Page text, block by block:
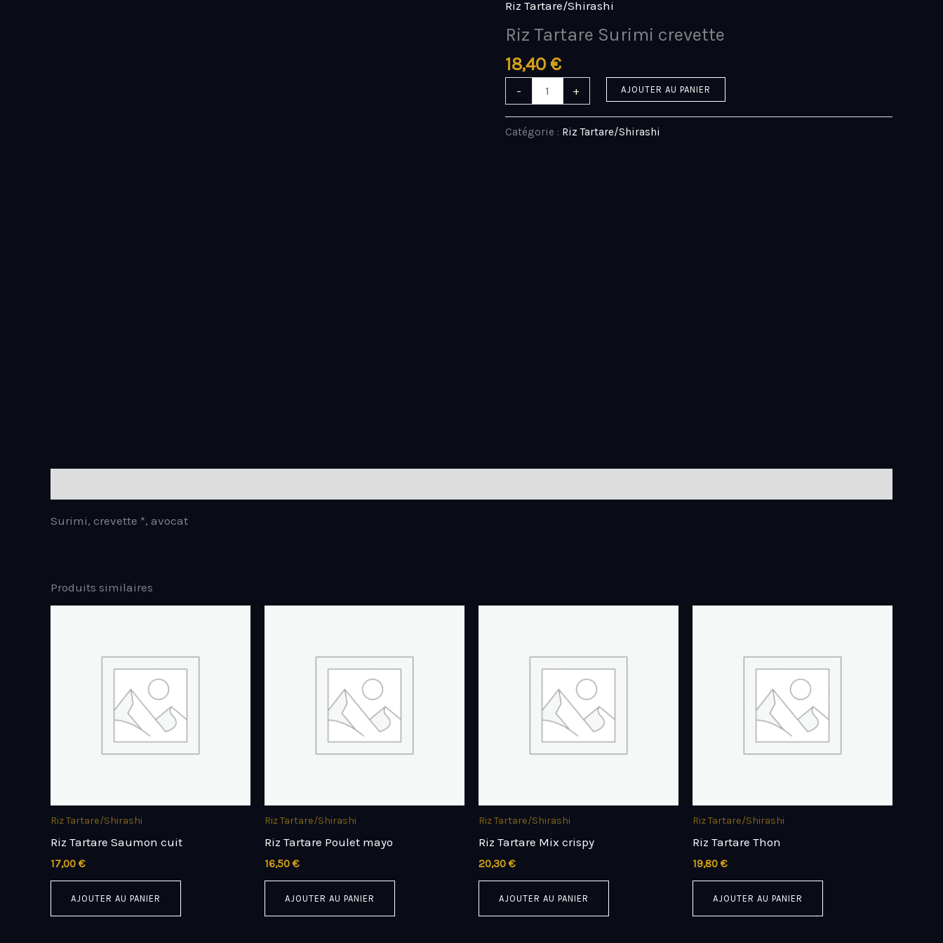
Riz Tartare/Shirashi
Riz Tartare Surimi crevette
18,40 €
-
quantité
de
Tartare
crevette
+ AJOUTER AU PANIER
Catégorie : Riz Tartare/Shirashi
Surimi, crevette *, avocat
Produits similaires
Riz Tartare/Shirashi
Riz Tartare Saumon cuit
17,00 €
AJOUTER AU PANIER
Riz Tartare/Shirashi
Riz Tartare Poulet mayo
16,50 €
AJOUTER AU PANIER
Riz Tartare/Shirashi
Riz Tartare Mix crispy
20,30 €
AJOUTER AU PANIER
Riz Tartare/Shirashi
Riz Tartare Thon
19,80 €
AJOUTER AU PANIER